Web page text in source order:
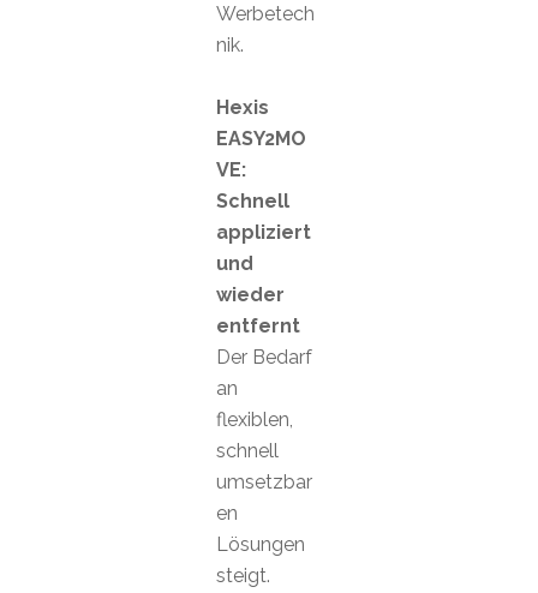
Werbetech
nik.
Hexis
EASY2MO
VE:
Schnell
appliziert
und
wieder
entfernt
Der Bedarf
an
flexiblen,
schnell
umsetzbar
en
Lösungen
steigt.